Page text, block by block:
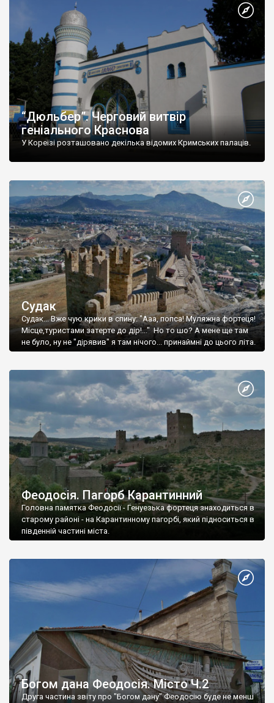
“Дюльбер”. Черговий витвір
геніального Краснова
У Кореїзі розташовано декілька відомих Кримських палаців.
Судак
Судак... Вже чую крики в спину: "Ааа, попса! Муляжна фортеця!
Місце,туристами затерте до дір!..." Но то шо? А мене ще там
не було, ну не "дірявив" я там нічого... принаймні до цього літа.
Феодосія. Пагорб Карантинний
Головна памятка Феодосії - Генуезька фортеця знаходиться в
старому районі - на Карантинному пагорбі, який підноситься в
південній частині міста.
Богом дана Феодосія. Місто Ч.2
Друга частина звіту про "Богом дану" Феодосію буде не менш